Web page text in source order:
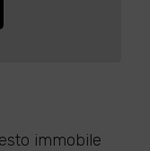
immobile